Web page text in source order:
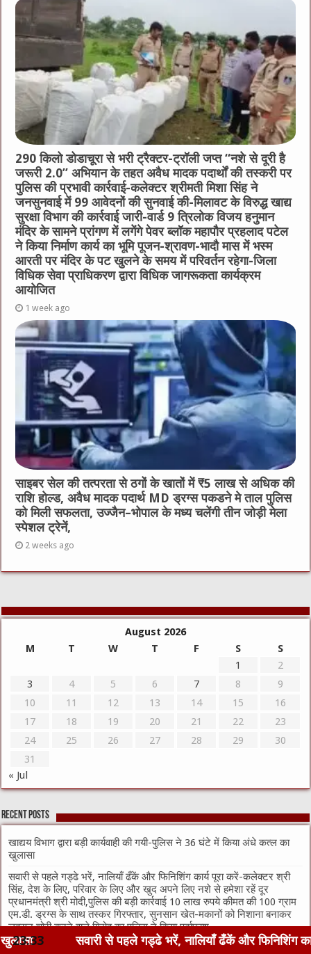
290 किलो डोडाचूरा से भरी ट्रैक्टर-ट्रॉली जप्त “नशे से दूरी है
जरूरी 2.0” अभियान के तहत अवैध मादक पदार्थों की तस्करी पर
पुलिस की प्रभावी कार्रवाई-कलेक्टर श्रीमती मिशा सिंह ने
जनसुनवाई में 99 आवेदनों की सुनवाई की-मिलावट के विरुद्ध खाद्य
सुरक्षा विभाग की कार्रवाई जारी-वार्ड 9 त्रिलोक विजय हनुमान
मंदिर के सामने प्रांगण में लगेंगे पेवर ब्लॉक महापौर प्रहलाद पटेल
ने किया निर्माण कार्य का भूमि पूजन-श्रावण-भादौ मास में भस्म
आरती पर मंदिर के पट खुलने के समय में परिवर्तन रहेगा-जिला
विधिक सेवा प्राधिकरण द्वारा विधिक जागरूकता कार्यक्रम
आयोजित
1 week ago
साइबर सेल की तत्परता से ठगों के खातों में ₹5 लाख से अधिक की
राशि होल्ड, अवैध मादक पदार्थ MD ड्रग्स पकडने मे ताल पुलिस
को मिली सफलता, उज्जैन–भोपाल के मध्य चलेंगी तीन जोड़ी मेला
स्पेशल ट्रेनें,
2 weeks ago
August 2026
M
T W T F S
S
1
2
3
4 5 6 7 8
9
10
11 12 13 14 15
16
17
18 19 20 21 22
23
24
25 26 27 28 29
30
31
« Jul
Recent Posts
खाद्यय विभाग द्वारा बड़ी कार्यवाही की गयी-पुलिस ने 36 घंटे में किया अंधे कत्ल का
खुलासा
सवारी से पहले गड्ढे भरें, नालियाँ ढँकें और फिनिशिंग कार्य पूरा करें-कलेक्टर श्री
सिंह, देश के लिए, परिवार के लिए और खुद अपने लिए नशे से हमेशा रहें दूर
प्रधानमंत्री श्री मोदी,पुलिस की बड़ी कार्रवाई 10 लाख रुपये कीमत की 100 ग्राम
एम.डी. ड्रग्स के साथ तस्कर गिरफ्तार, सुनसान खेत-मकानों को निशाना बनाकर
लहसुन चोरी करने वाले गिरोह का पुलिस ने किया पर्दाफाश,
मध्यप्रदेश सरकार ने किसानों के हितों को सर्वोच्च प्राथमिकता देते हुए कई महत्वपूर्ण
कार्य पूरा करें-कलेक्टर श्री सिंह, देश के लिए, ... मध्यप्रदेश
23:33